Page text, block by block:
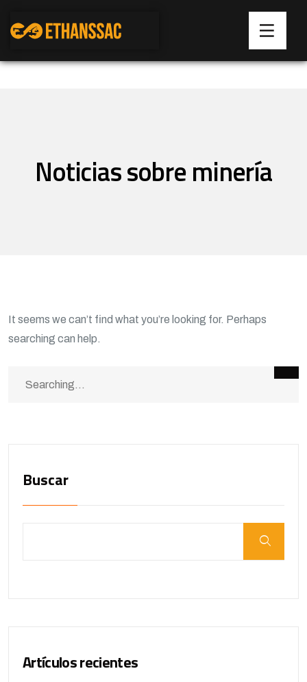
Noticias sobre minería
It seems we can’t find what you’re looking for. Perhaps
searching can help.
Buscar
Artículos recientes